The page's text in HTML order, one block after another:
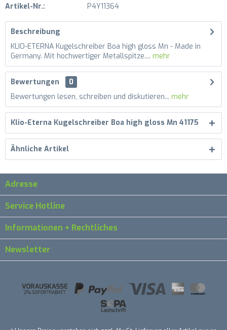
Artikel-Nr.: P4Y11364
Beschreibung
KLIO-ETERNA Kugelschreiber Boa high gloss Mn - Made in
Germany. Mit hochwertiger Metallspitze.... mehr
Bewertungen
0
Bewertungen lesen, schreiben und diskutieren... mehr
Klio-Eterna Kugelschreiber Boa high gloss Mn 41175
Ähnliche Artikel
Adresse
Service Hotline
Informationen + Rechtliches
Newsletter